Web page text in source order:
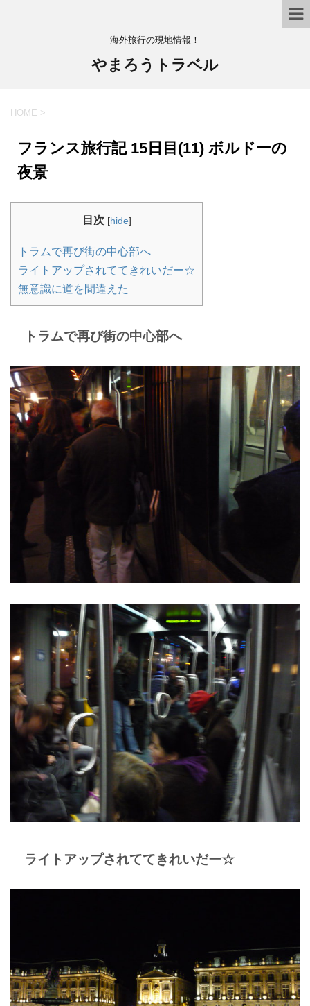
海外旅行の現地情報！
やまろうトラベル
HOME >
フランス旅行記 15日目(11) ボルドーの
夜景
目次 [hide]
トラムで再び街の中心部へ
ライトアップされててきれいだー☆
無意識に道を間違えた
トラムで再び街の中心部へ
ライトアップされててきれいだー☆